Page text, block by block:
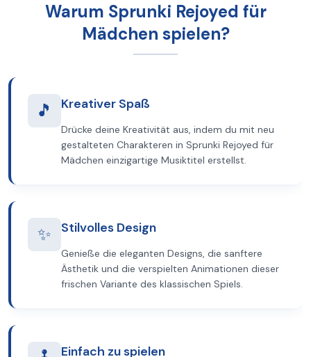
Warum Sprunki Rejoyed für
Mädchen spielen?
🎵 Kreativer Spaß
Drücke deine Kreativität aus, indem du mit neu
gestalteten Charakteren in Sprunki Rejoyed für
Mädchen einzigartige Musiktitel erstellst.
✨ Stilvolles Design
Genieße die eleganten Designs, die sanftere
Ästhetik und die verspielten Animationen dieser
frischen Variante des klassischen Spiels.
Einfach zu spielen